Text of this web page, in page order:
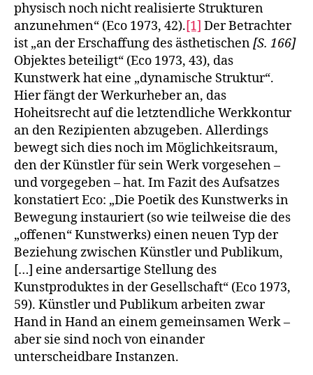
physisch noch nicht realisierte Strukturen
anzunehmen“ (Eco 1973, 42).[1] Der Betrachter
ist „an der Erschaffung des ästhetischen[S. 166]
Objektes beteiligt“ (Eco 1973, 43), das
Kunstwerk hat eine „dynamische Struktur“.
Hier fängt der Werkurheber an, das
Hoheitsrecht auf die letztendliche Werkkontur
an den Rezipienten abzugeben. Allerdings
bewegt sich dies noch im Möglichkeitsraum,
den der Künstler für sein Werk vorgesehen –
und vorgegeben – hat. Im Fazit des Aufsatzes
konstatiert Eco: „Die Poetik des Kunstwerks in
Bewegung instauriert (so wie teilweise die des
„offenen“ Kunstwerks) einen neuen Typ der
Beziehung zwischen Künstler und Publikum,
[…] eine andersartige Stellung des
Kunstproduktes in der Gesellschaft“ (Eco 1973,
59). Künstler und Publikum arbeiten zwar
Hand in Hand an einem gemeinsamen Werk –
aber sie sind noch von einander
unterscheidbare Instanzen.